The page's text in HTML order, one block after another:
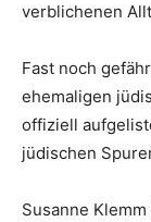
verblichenen
Fast noch
ehemaligen
offiziell
jüdischen
Susanne